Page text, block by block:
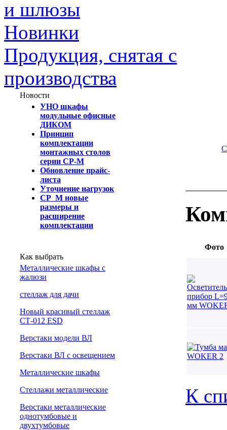
и шлюзы
Новинки
Продукция, снятая с
производства
Новости
УНО шкафы
модульные офисные
ДИКОМ
Принцип
комплектации
монтажных столов
серии СР-М
Обновление прайс-
листа
Уточнение нагрузок
СР_М новые
размеры и
расширение
комплектации
Как выбрать
Металлические шкафы с
жалюзи
cтеллаж для дачи
Новый красивый стеллаж
СТ-012 ESD
Верстаки модели ВЛ
Верстаки ВЛ с освещением
Металлические шкафы
Стеллажи металлические
Верстаки металлические
однотумбовые и
двухтумбовые
Фото
К